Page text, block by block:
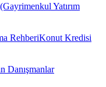
Yatırım
RehberiKonut Kredisi
Danışmanlar